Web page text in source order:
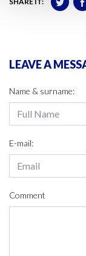
LEAVE A
Name & surname:
E-mail:
Comment